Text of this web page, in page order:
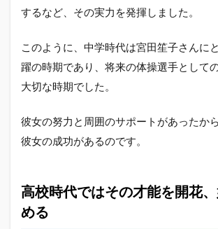
するなど、その実力を発揮しました。
このように、中学時代は宮田笙子さんに
躍の時期であり、将来の体操選手として
大切な時期でした。
彼女の努力と周囲のサポートがあったか
彼女の成功があるのです。
高校時代ではその才能を開花
める